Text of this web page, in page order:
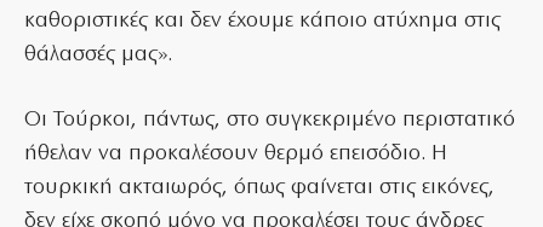
καθοριστικές και δεν έχουμε κάποιο ατύχημα στις
θάλασσές μας».
Οι Τούρκοι, πάντως, στο συγκεκριμένο περιστατικό
ήθελαν να προκαλέσουν θερμό επεισόδιο. Η
τουρκική ακταιωρός, όπως φαίνεται στις εικόνες,
δεν είχε σκοπό μόνο να προκαλέσει τους άνδρες